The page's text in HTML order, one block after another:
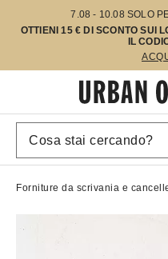
7.08 - 10.08 SOLO
OTTIENI 15 € DI SCONTO SUI
IL
Forniture da scrivania e